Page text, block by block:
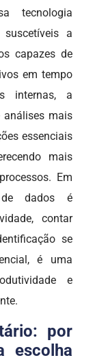
tecnologia
a
capazes de
em tempo
internas, a
análises mais
essenciais
mais
Em
dados é
contar
se
é uma
e
por
escolha